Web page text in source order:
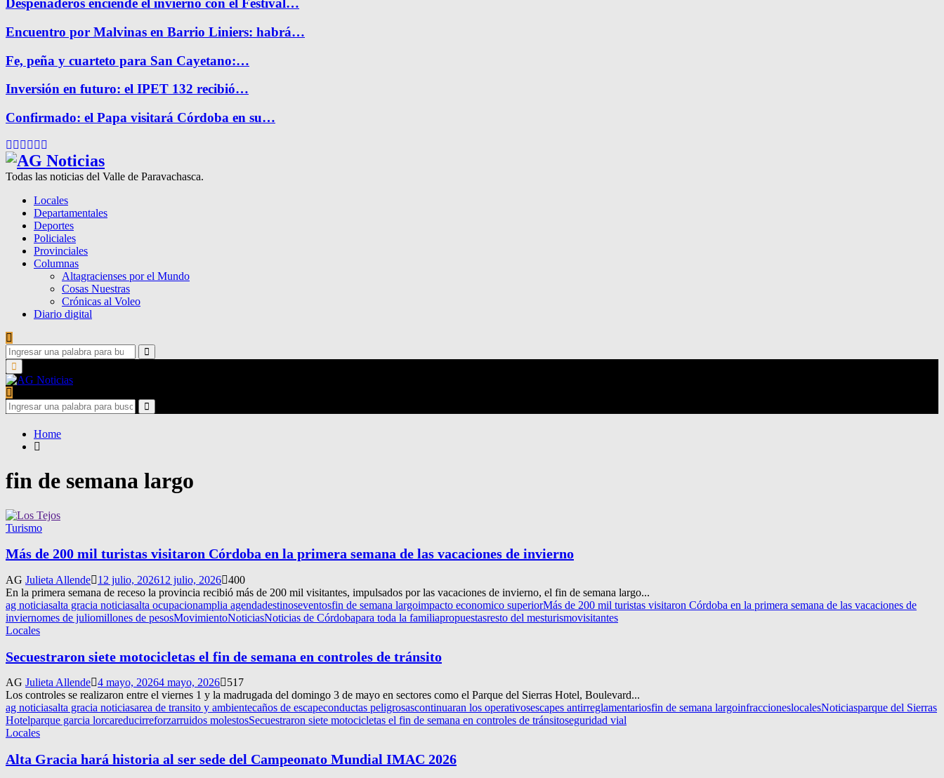
Despeñaderos enciende el invierno con el Festival…
Encuentro por Malvinas en Barrio Liniers: habrá…
Fe, peña y cuarteto para San Cayetano:…
Inversión en futuro: el IPET 132 recibió…
Confirmado: el Papa visitará Córdoba en su…
Facebook
Twitter
Instagram
Pinterest
Google
Todas las noticias del Valle de Paravachasca.
Locales
Departamentales
Deportes
Policiales
Provinciales
Columnas
Altagracienses por el Mundo
Cosas Nuestras
Crónicas al Voleo
Diario digital
Search
for:
Search
Primary
Menu
Search
for:
Search
Home
fin de semana largo
Turismo
Más de 200 mil turistas visitaron Córdoba en la primera semana de las vacaciones de invierno
AG Julieta Allende 12 julio, 202612 julio, 2026 400
En la primera semana de receso la provincia recibió más de 200 mil visitantes, impulsados por las vacaciones de invierno, el fin de semana largo...
ag noticiasalta gracia noticiasalta ocupacionamplia agendadestinoseventosfin de semana largoimpacto economico superiorMás de 200 mil turistas visitaron Córdoba en la primera semana de las vacaciones de
inviernomes de juliomillones de pesosMovimientoNoticiasNoticias de Córdobapara toda la familiapropuestasresto del mesturismovisitantes
Locales
Secuestraron siete motocicletas el fin de semana en controles de tránsito
AG Julieta Allende 4 mayo, 20264 mayo, 2026
517
Los controles se realizaron entre el viernes 1 y la madrugada del domingo 3 de mayo en sectores como el Parque del Sierras Hotel, Boulevard...
ag noticiasalta gracia noticiasarea de transito y ambientecaños de escapeconductas peligrosascontinuaran los operativosescapes antirreglamentariosfin de semana largoinfraccioneslocalesNoticiasparque del Sierras
Hotelparque garcia lorcareducirreforzarruidos molestosSecuestraron siete motocicletas el fin de semana en controles de tránsitoseguridad vial
Locales
Alta Gracia hará historia al ser sede del Campeonato Mundial IMAC 2026